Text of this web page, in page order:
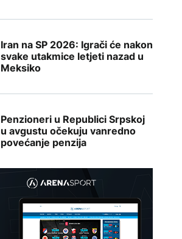
Iran na SP 2026: Igrači će nakon
svake utakmice letjeti nazad u
Meksiko
Penzioneri u Republici Srpskoj
u avgustu očekuju vanredno
povećanje penzija